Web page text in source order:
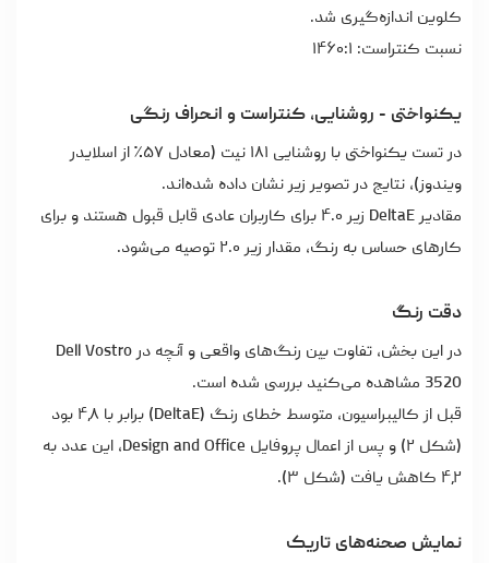
کلوین اندازه‌گیری شد.
نسبت کنتراست: ۱۴۶۰:۱
یکنواختی - روشنایی، کنتراست و انحراف رنگی
در تست یکنواختی با روشنایی ۱۸۱ نیت (معادل ۵۷٪ از اسلایدر
ویندوز)، نتایج در تصویر زیر نشان داده شده‌اند.
مقادیر DeltaE زیر ۴.۰ برای کاربران عادی قابل قبول هستند و برای
کارهای حساس به رنگ، مقدار زیر ۲.۰ توصیه می‌شود.
دقت رنگ
در این بخش، تفاوت بین رنگ‌های واقعی و آنچه در Dell Vostro
3520 مشاهده می‌کنید بررسی شده است.
قبل از کالیبراسیون، متوسط خطای رنگ (DeltaE) برابر با ۴٫۸ بود
(شکل ۲) و پس از اعمال پروفایل Design and Office، این عدد به
۴٫۲ کاهش یافت (شکل ۳).
نمایش صحنه‌های تاریک